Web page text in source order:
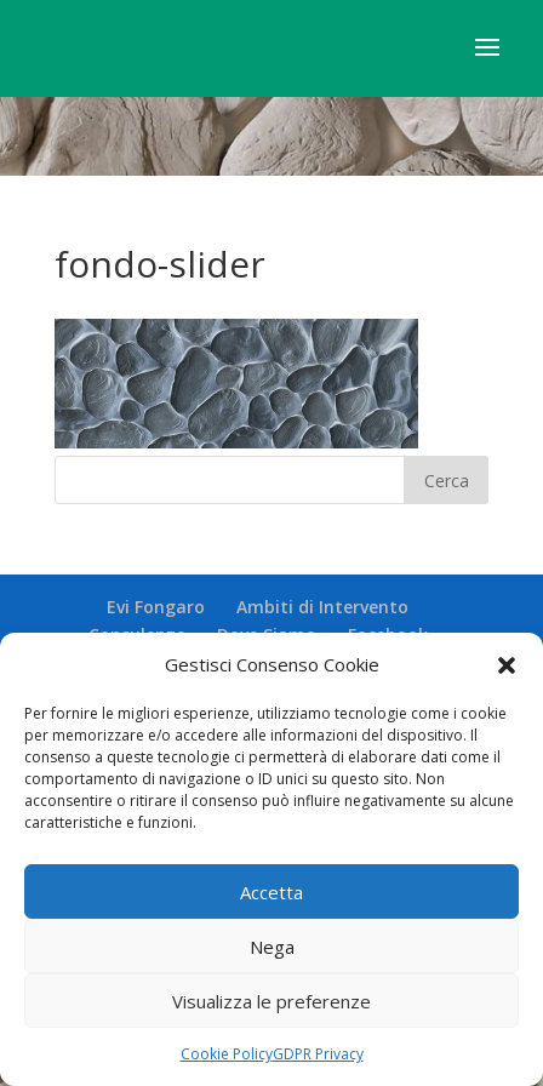
Gestisci Consenso Cookie
Per fornire le migliori esperienze, utilizziamo tecnologie come i cookie
per memorizzare e/o accedere alle informazioni del dispositivo. Il
consenso a queste tecnologie ci permetterà di elaborare dati come il
comportamento di navigazione o ID unici su questo sito. Non
acconsentire o ritirare il consenso può influire negativamente su alcune
caratteristiche e funzioni.
Accetta
Nega
Visualizza le preferenze
Cookie PolicyGDPR Privacy
fondo-slider
Evi Fongaro
Ambiti di Intervento
Consulenze
Dove Siamo
Facebook
Contatti
Privacy / Cookies
Powered by AGW Multimedia